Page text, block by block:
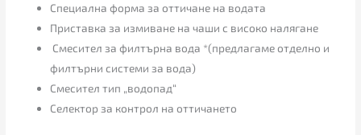
Специална форма за оттичане на водата
Приставка за измиване на чаши с високо налягане
Смесител за филтърна вода *(предлагаме отделно и
филтърни системи за вода)
Смесител тип „водопад“
Селектор за контрол на оттичането